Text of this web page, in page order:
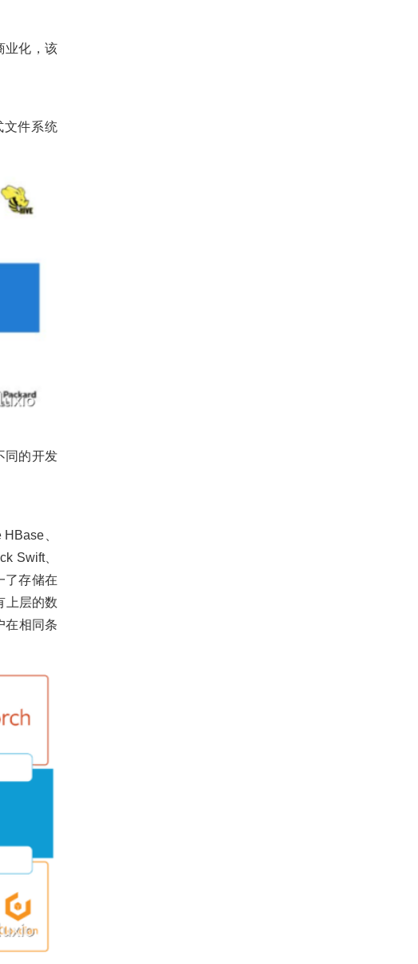
业化，该
文件系统
同的开发
、
Swift、
了存储在
上层的数
在相同条